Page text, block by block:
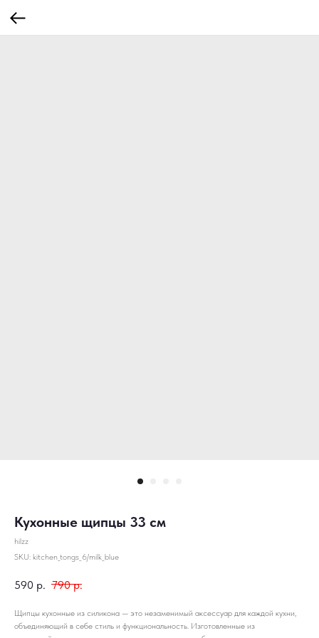
Кухонные щипцы 33 см
hilzz
SKU: kitchen_tongs_6/milk_blue
590 р. 790 р.
Щипцы кухонные из силикона — это незаменимый аксессуар для каждой кухни,
объединяющий в себе стиль и функциональность. Изготовленные из